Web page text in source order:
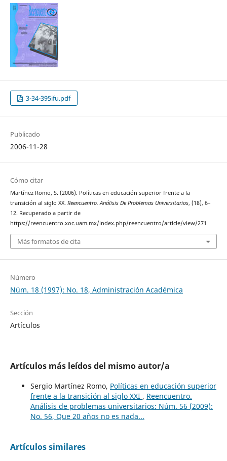
3-34-395ifu.pdf
Publicado
2006-11-28
Cómo citar
Martínez Romo, S. (2006). Políticas en educación superior frente a la
transición al siglo XX. Reencuentro. Análisis De Problemas Universitarios, (18), 6–
12. Recuperado a partir de
https://reencuentro.xoc.uam.mx/index.php/reencuentro/article/view/271
Más formatos de cita
Número
Núm. 18 (1997): No. 18, Administración Académica
Sección
Artículos
Artículos más leídos del mismo autor/a
Sergio Martínez Romo, Políticas en educación superior
frente a la transición al siglo XXI , Reencuentro.
Análisis de problemas universitarios: Núm. 56 (2009):
No. 56, Que 20 años no es nada...
Artículos similares